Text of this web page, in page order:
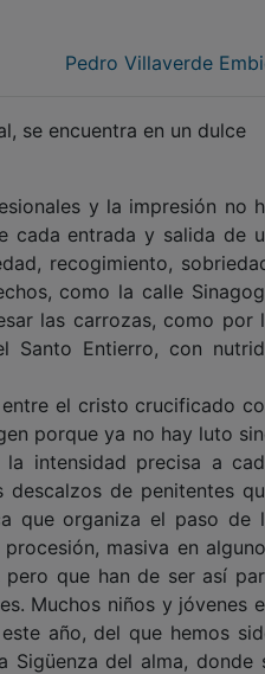
Pedro Villaverde
se encuentra en un dulce
y la impresión no
cada entrada y salida de
recogimiento,
como la calle
las carrozas, como por
Santo Entierro, con
el cristo crucificado
porque ya no hay luto
intensidad precisa a
de penitentes
que organiza el paso de
masiva en
que han de ser así
Muchos niños y jóvenes
año, del que hemos
del alma, donde